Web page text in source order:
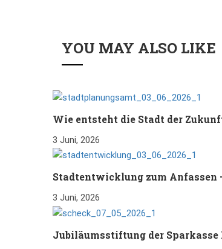
YOU MAY ALSO LIKE
Wie entsteht die Stadt der
3 Juni, 2026
Stadtentwicklung zum Anfassen
3 Juni, 2026
Jubiläumsstiftung der Sparkasse